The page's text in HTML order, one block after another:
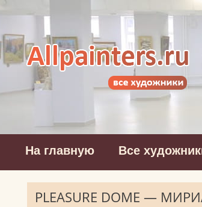
На главную Все
PLEASURE DOME —